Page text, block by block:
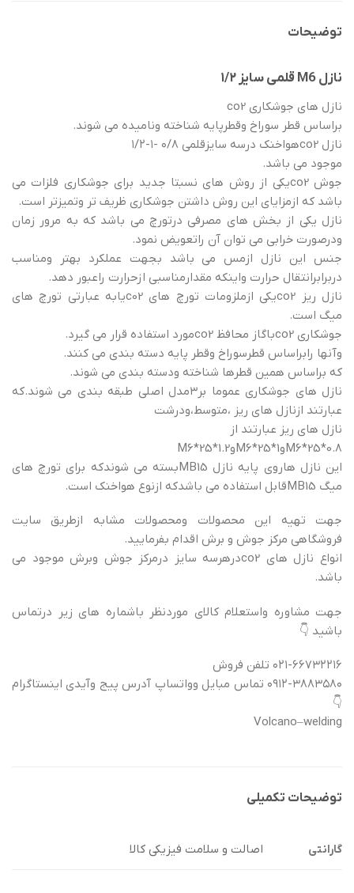
توضیحات
نازل M6 قلمی سایز ۱/۲
نازل های جوشکاری co2
براساس قطر سوراخ وقطرپایه شناخته ونامیده می شوند.
نازل co2هواخنک درسه سایزقلمی ۰/۸ -۱-۱/۲
موجود می باشد.
جوش co2یکی از روش های نسبتا جدید برای جوشکاری فلزات می
باشد که ازمزایای این روش داشتن جوشکاری ظریف تر وتمیزتر است.
نازل یکی از بخش های مصرفی درتورچ می باشد که به مرور زمان
ودرصورت خرابی می توان آن راتعویض نمود.
جنس این نازل ازمس می باشد بجهت عملکرد بهتر ومناسب
دربرابرانتقال حرارت واینکه مقدارمناسبی ازحرارت راعبور دهد.
نازل ریز co2یکی ازملزومات تورچ های c02یابه عبارتی تورچ های
میگ است.
جوشکاری co2باگاز محافظ co2مورد استفاده قرار می گیرد.
وآنها رابراساس قطرسوراخ وقطر پایه دسته بندی می کنند.
که براساس همین قطرها شناخته ودسته بندی می شوند.
نازل های جوشکاری عموما بر۳مدل اصلی طبقه بندی می شوند.که
عبارتند ازنازل های ریز ،متوسط،ودرشت
نازل های ریز عبارتند از
M6*25*0.8وM6*25*1وM6*25*1.2
این نازل هاروی پایه نازل MB15بسته می شوندکه برای تورچ های
میگ MB15قابل استفاده می باشدکه ازنوع هواخنک است.
جهت تهیه این محصولات ومحصولات مشابه ازطریق سایت
فروشگاهی مرکز جوش و برش اقدام بفرمایید.
انواع نازل های co2درهرسه سایز درمرکز جوش وبرش موجود می
باشد.
جهت مشاوره واستعلام کالای موردنظر باشماره های زیر درتماس
باشید 👇
۰۲۱-۶۶۷۳۲۲۱۶ تلفن فروش
۰۹۱۲-۳۸۸۳۵۸۰ تماس مبایل وواتساپ آدرس پیج وآیدی اینستاگرام
👇
Volcano–welding
توضیحات تکمیلی
گارانتی اصالت و سلامت فیزیکی کالا